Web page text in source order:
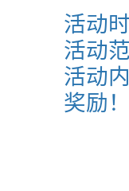
活动
活动范
活动
奖励！